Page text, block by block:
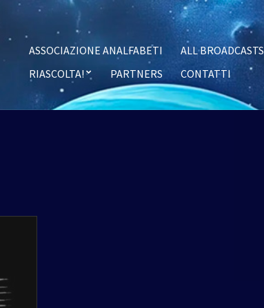
ASSOCIAZIONE ANALFABETI ALL BROADCASTS
RIASCOLTA!
PARTNERS CONTATTI